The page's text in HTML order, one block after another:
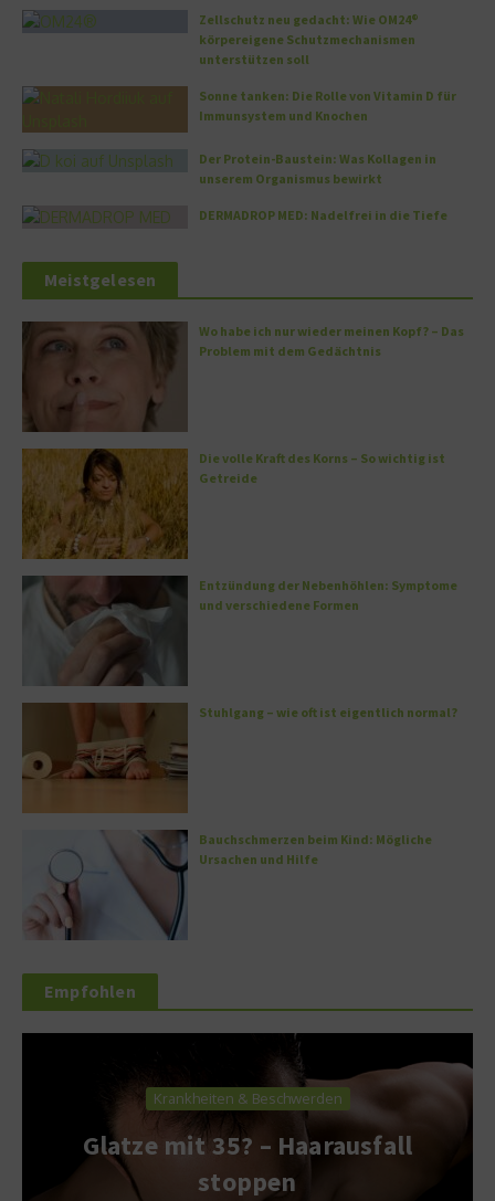
Zellschutz neu gedacht: Wie OM24®
körpereigene Schutzmechanismen
unterstützen soll
Sonne tanken: Die Rolle von Vitamin D für
Immunsystem und Knochen
Der Protein-Baustein: Was Kollagen in
unserem Organismus bewirkt
DERMADROP MED: Nadelfrei in die Tiefe
Meistgelesen
Wo habe ich nur wieder meinen Kopf? – Das
Problem mit dem Gedächtnis
Die volle Kraft des Korns – So wichtig ist
Getreide
Entzündung der Nebenhöhlen: Symptome
und verschiedene Formen
Stuhlgang – wie oft ist eigentlich normal?
Bauchschmerzen beim Kind: Mögliche
Ursachen und Hilfe
Empfohlen
Krankheiten & Beschwerden
Glatze mit 35? – Haarausfall
stoppen